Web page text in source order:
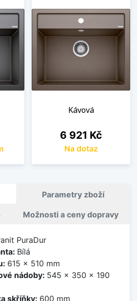
Kávová
Cena
6 921 Kč
Na dotaz
Parametry zboží
Možnosti a ceny dopravy
PuraDur
Bílá
615 x 510 mm
nádoby: 545 x 350 x 190
skříňky: 600 mm